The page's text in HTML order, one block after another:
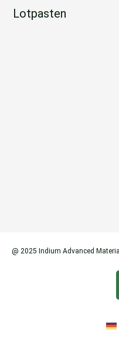
Lotpasten
@ 2025 Indium Advanced